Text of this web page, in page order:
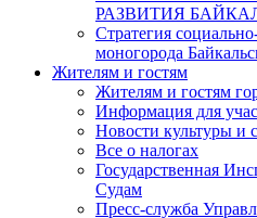
РАЗВИТИЯ
Стратегия
моногорода
Жителям и гостям
Жителям и гостям
Информация для
Новости культуры и
Все о налогах
Государственная
Судам
Пресс-служба